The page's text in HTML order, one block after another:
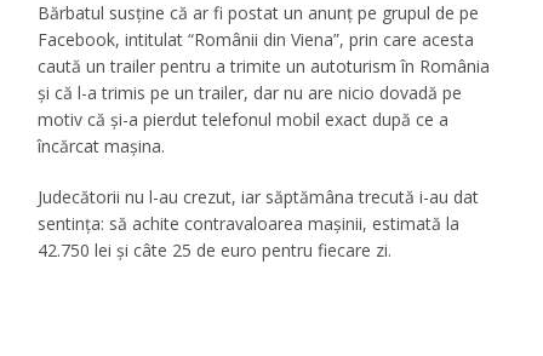
Bărbatul susţine că ar fi postat un anunț pe grupul de pe
Facebook, intitulat “Românii din Viena”, prin care acesta
caută un trailer pentru a trimite un autoturism în România
şi că l-a trimis pe un trailer, dar nu are nicio dovadă pe
motiv că şi-a pierdut telefonul mobil exact după ce a
încărcat maşina.
Judecătorii nu l-au crezut, iar săptămâna trecută i-au dat
sentinţa: să achite contravaloarea maşinii, estimată la
42.750 lei şi câte 25 de euro pentru fiecare zi.